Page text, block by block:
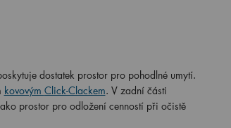
dostatek prostor pro pohodlné umytí.
kovovým Click-Clackem. V zadní části
prostor pro odložení cenností při očistě